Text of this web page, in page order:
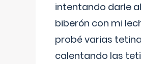
intentando darle
biberón con mi
probé varias
calentando las